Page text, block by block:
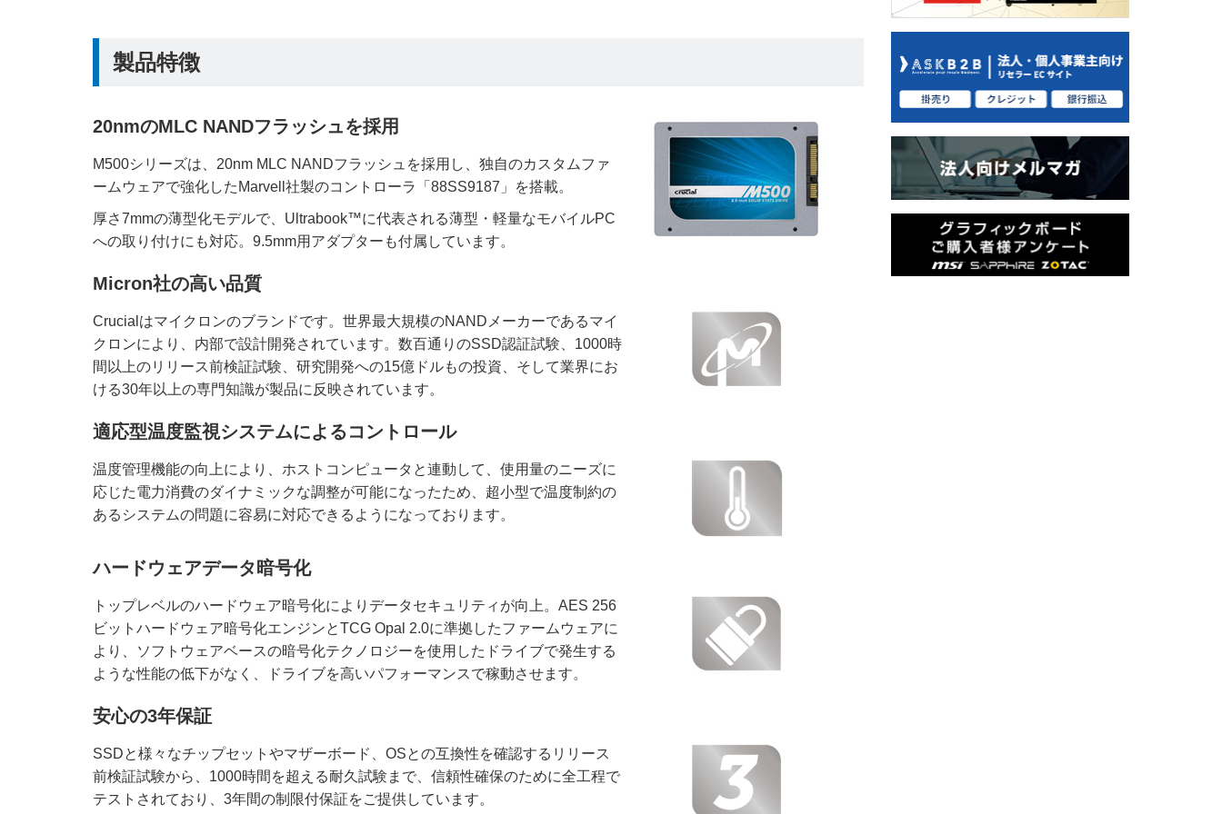
製品特徴
20nmのMLC NANDフラッシュを採用
M500シリーズは、20nm MLC NANDフラッシュを採用し、独自のカスタムファ
ームウェアで強化したMarvell社製のコントローラ「88SS9187」を搭載。
厚さ7mmの薄型化モデルで、Ultrabook™に代表される薄型・軽量なモバイルPC
への取り付けにも対応。9.5mm用アダプターも付属しています。
Micron社の高い品質
Crucialはマイクロンのブランドです。世界最大規模のNANDメーカーであるマイ
クロンにより、内部で設計開発されています。数百通りのSSD認証試験、1000時
間以上のリリース前検証試験、研究開発への15億ドルもの投資、そして業界にお
ける30年以上の専門知識が製品に反映されています。
適応型温度監視システムによるコントロール
温度管理機能の向上により、ホストコンピュータと連動して、使用量のニーズに
応じた電力消費のダイナミックな調整が可能になったため、超小型で温度制約の
あるシステムの問題に容易に対応できるようになっております。
ハードウェアデータ暗号化
トップレベルのハードウェア暗号化によりデータセキュリティが向上。AES 256
ビットハードウェア暗号化エンジンとTCG Opal 2.0に準拠したファームウェアに
より、ソフトウェアベースの暗号化テクノロジーを使用したドライブで発生する
ような性能の低下がなく、ドライブを高いパフォーマンスで稼動させます。
安心の3年保証
SSDと様々なチップセットやマザーボード、OSとの互換性を確認するリリース
前検証試験から、1000時間を超える耐久試験まで、信頼性確保のために全工程で
テストされており、3年間の制限付保証をご提供しています。